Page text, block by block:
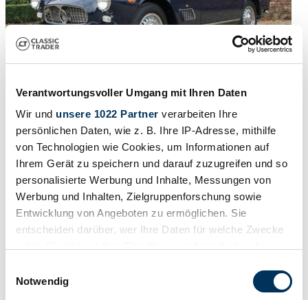
Verantwortungsvoller Umgang mit Ihren Daten
Wir und unsere 1022 Partner verarbeiten Ihre
persönlichen Daten, wie z. B. Ihre IP-Adresse, mithilfe
von Technologien wie Cookies, um Informationen auf
Ihrem Gerät zu speichern und darauf zuzugreifen und so
personalisierte Werbung und Inhalte, Messungen von
Werbung und Inhalten, Zielgruppenforschung sowie
Entwicklung von Angeboten zu ermöglichen. Sie
entscheiden darüber, wer Ihre Daten für welche Zwecke
Trigger Symbol ändern oder widerrufen
Notwendig
1962 | Maserati 3500 GTI Touring
Maserati 3500 GTi Touring Coupe Extensively restored by a
"Classiche" Master in 2017-2018, Accompanied with "Certificato di
Origine", Matching numbers and periodically correct color scheme,
Presented in "Blu Scuro over Pelle Connolly Neutra", Bare metall
body-restoration by known specialist, Offered with photos and
invoices,
€ 289.5002 jaar geleden